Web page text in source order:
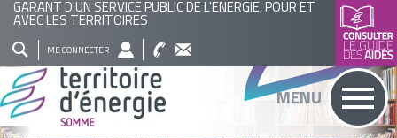
GARANT D'UN SERVICE PUBLIC DE L'ÉNERGIE, POUR ET
AVEC LES TERRITOIRES
ME CONNECTER
RECHERCHER MENU
QUI
SOMMES
NOUS
NOS
ACTIONS
ACTUALITÉS
AGENDA
BASE
DOCUMENTAIRE